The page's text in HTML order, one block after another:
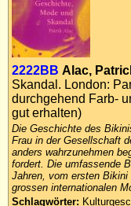
2222BB Alac,
Skandal. London:
durchgehend Farb-
gut erhalten)
Die Geschichte des
Frau in der Gesellschaft
anders wahrzunehmen
fordert. Die umfassende
Jahren, vom ersten
grossen internationalen
Schlagwörter: